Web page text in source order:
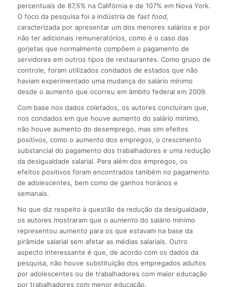
percentuais de 87,5% na Califórnia e de 107% em Nova York.
O foco da pesquisa foi a indústria de fast food,
caracterizada por apresentar um dos menores salários e por
não ter adicionais remuneratórios, como é o caso das
gorjetas que normalmente compõem o pagamento de
servidores em outros tipos de restaurantes. Como grupo de
controle, foram utilizados condados de estados que não
haviam experimentado uma mudança do salário mínimo
desde o aumento que ocorreu em âmbito federal em 2009.
Com base nos dados coletados, os autores concluíram que,
nos condados em que houve aumento do salário mínimo,
não houve aumento do desemprego, mas sim efeitos
positivos, como o aumento dos empregos, o crescimento
substancial do pagamento dos trabalhadores e uma redução
da desigualdade salarial. Para além dos empregos, os
efeitos positivos foram encontrados também no pagamento
de adolescentes, bem como de ganhos horários e
semanais.
No que diz respeito à questão da redução da desigualdade,
os autores mostraram que o aumento do salário mínimo
representou aumento para os que estavam na base da
pirâmide salarial sem afetar as médias salariais. Outro
aspecto interessante é que, de acordo com os dados da
pesquisa, não houve substituição dos empregados adultos
por adolescentes ou de trabalhadores com maior educação
por trabalhadores com menor educação.